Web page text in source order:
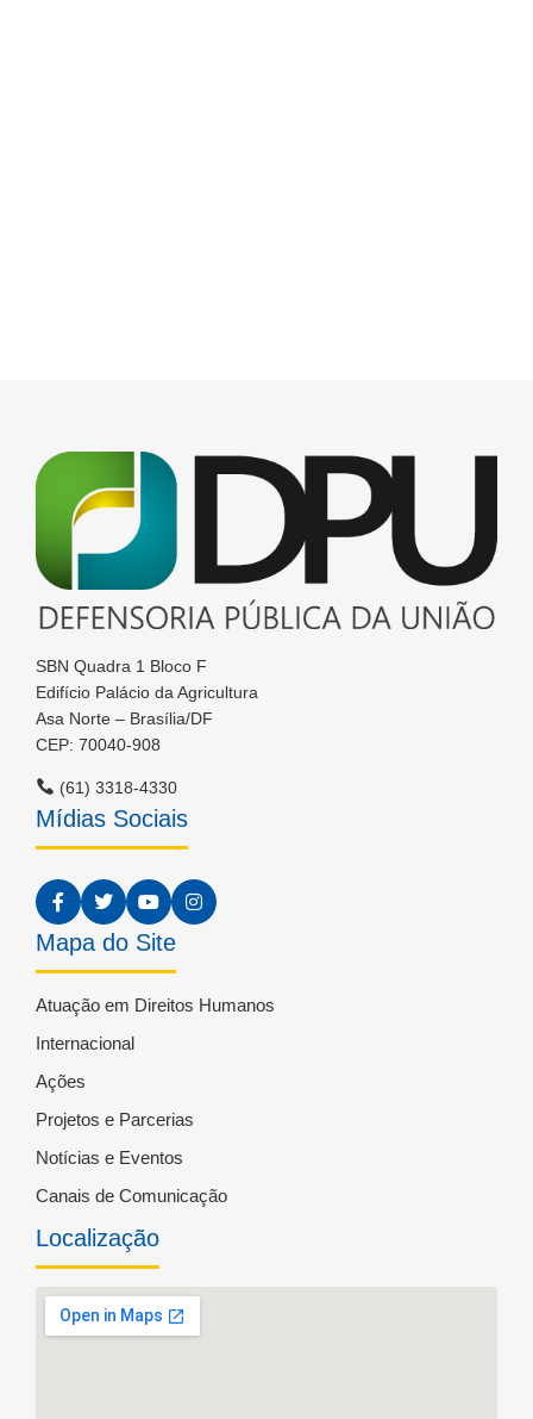
SBN Quadra 1 Bloco F
Edifício Palácio da Agricultura
Asa Norte – Brasília/DF
CEP: 70040-908
(61) 3318-4330
Mídias Sociais
Mapa do Site
Atuação em Direitos Humanos
Internacional
Ações
Projetos e Parcerias
Notícias e Eventos
Canais de Comunicação
Localização